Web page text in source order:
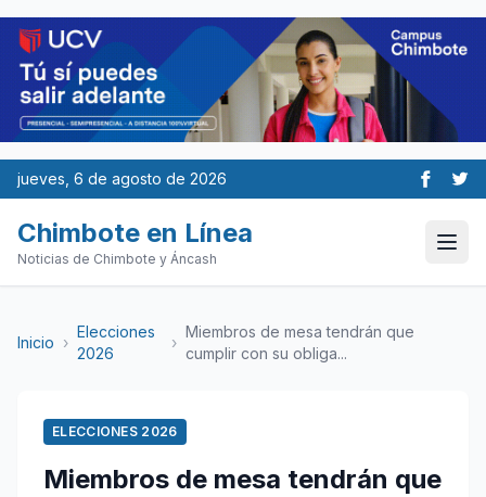
jueves, 6 de agosto de 2026
Chimbote en Línea
Noticias de Chimbote y Áncash
Inicio ›
Elecciones
2026
›
Miembros de mesa tendrán que
cumplir con su obliga...
ELECCIONES 2026
Miembros de mesa tendrán que